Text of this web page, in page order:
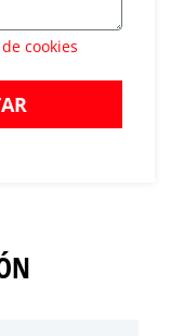
cookies